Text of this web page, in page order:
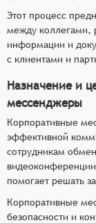
Этот процесс
между коллегами,
информации и
с клиентами и
Назначение и
мессенджеры
Корпоративные
эффективной
сотрудникам
помогает решать
Корпоративные
безопасности и